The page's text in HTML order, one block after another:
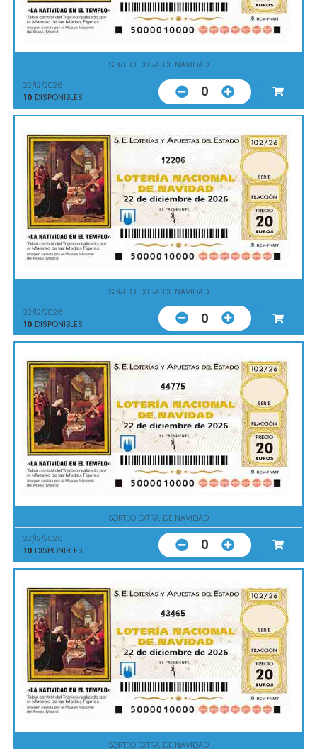
SORTEO EXTRA. DE NAVIDAD
22/12/2026
10 DISPONIBLES 0
12206
SORTEO EXTRA. DE NAVIDAD
22/12/2026
10 DISPONIBLES 0
44775
SORTEO EXTRA. DE NAVIDAD
22/12/2026
10 DISPONIBLES 0
43465
SORTEO EXTRA. DE NAVIDAD